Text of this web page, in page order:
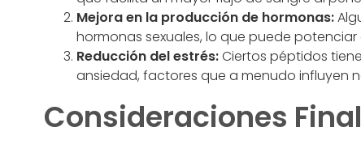
Mejora en la producción de hormonas:
hormonas sexuales, lo que puede
Reducción del estrés:Ciertos péptidos
ansiedad, factores que a menudo influyen
Consideraciones